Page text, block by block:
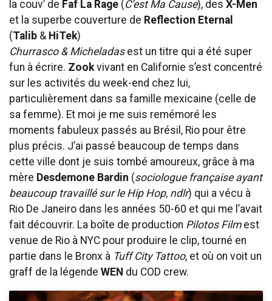
la couv’ de Faf La Rage (C’est Ma Cause), des X-Men
et la superbe couverture de Reflection Eternal
(Talib & HiTek)
Churrasco & Micheladasest un titre qui a été super
fun à écrire. Zookvivant en Californie s’est concentré
sur les activités du week-end chez lui,
particulièrement dans sa famille mexicaine (celle de
sa femme). Et moi je me suis remémoré les
moments fabuleux passés au Brésil, Rio pour être
plus précis. J’ai passé beaucoup de temps dans
cette ville dont je suis tombé amoureux, grâce à ma
mère Desdemone Bardin (sociologue française ayant
beaucoup travaillé sur le Hip Hop, ndlr) qui a vécu à
Rio De Janeiro dans les années 50-60 et qui me l’avait
fait découvrir. La boîte de production Pilotos Filmest
venue de Rio à NYC pour produire le clip, tourné en
partie dans le Bronx à Tuff City Tattoo, et où on voit un
graff de la légende WEN du COD crew.